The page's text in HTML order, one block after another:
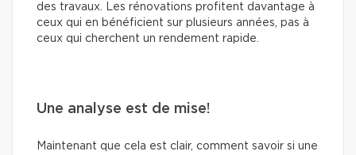
des travaux. Les rénovations profitent davantage à
ceux qui en bénéficient sur plusieurs années, pas à
ceux qui cherchent un rendement rapide.
Une analyse est de mise!
Maintenant que cela est clair, comment savoir si une